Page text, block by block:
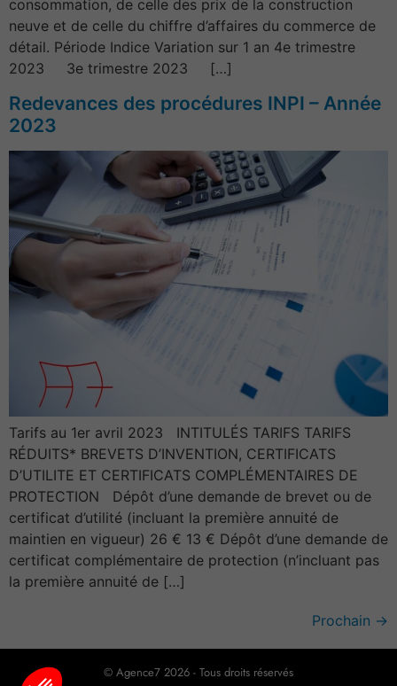
consommation, de celle des prix de la construction
neuve et de celle du chiffre d’affaires du commerce de
détail. Période Indice Variation sur 1 an 4e trimestre
2023 3e trimestre 2023 […]
Redevances des procédures INPI – Année
2023
Tarifs au 1er avril 2023 INTITULÉS TARIFS TARIFS
RÉDUITS* BREVETS D’INVENTION, CERTIFICATS
D’UTILITE ET CERTIFICATS COMPLÉMENTAIRES DE
PROTECTION Dépôt d’une demande de brevet ou de
certificat d’utilité (incluant la première annuité de
maintien en vigueur) 26 € 13 € Dépôt d’une demande de
certificat complémentaire de protection (n’incluant pas
la première annuité de […]
Prochain →
© Agence7 2026 - Tous droits réservés